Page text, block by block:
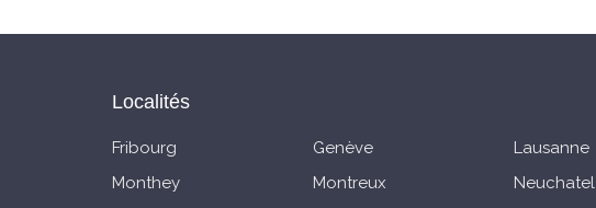
Localités
Fribourg Genève
Lausanne
Monthey
Montreux Neuchatel